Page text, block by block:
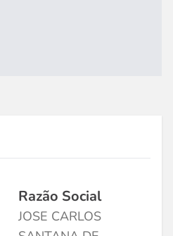
Razão Social
JOSE CARLOS